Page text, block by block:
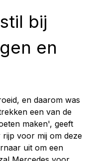
bij
en
en daarom was
een van de
maken', geeft
rijp voor mij om deze
uit om een